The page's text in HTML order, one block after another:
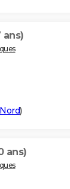
ans)
Nord)
ans)